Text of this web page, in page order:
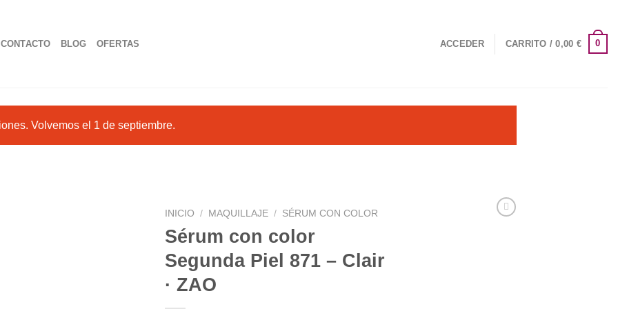
CONTACTO BLOG OFERTAS ACCEDER CARRITO /0,00 € 0
Volvemos el 1 de septiembre.
INICIO / MAQUILLAJE / SÉRUM CON COLOR
Sérum con color
Segunda Piel 871 – Clair
· ZAO